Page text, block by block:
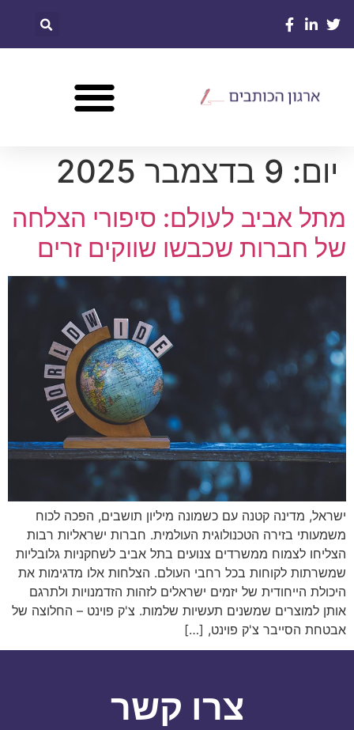
יום: 9 בדצמבר 2025
מתל אביב לעולם: סיפורי הצלחה
של חברות שכבשו שווקים זרים
ישראל, מדינה קטנה עם כשמונה מיליון תושבים, הפכה לכוח
משמעותי בזירה הטכנולוגית העולמית. חברות ישראליות רבות
הצליחו לצמוח ממשרדים צנועים בתל אביב לשחקניות גלובליות
שמשרתות לקוחות בכל רחבי העולם. הצלחות אלו מדגימות את
היכולת הייחודית של יזמים ישראלים לזהות הזדמנויות ולתרגם
אותן למוצרים שמשנים תעשיות שלמות. צ'ק פוינט – החלוצה של
אבטחת הסייבר צ'ק פוינט, […]
צרו קשר